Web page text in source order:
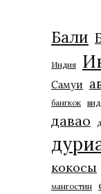
Бали
Индия
Самуи
бангкок
давао
кокосы
мангостин